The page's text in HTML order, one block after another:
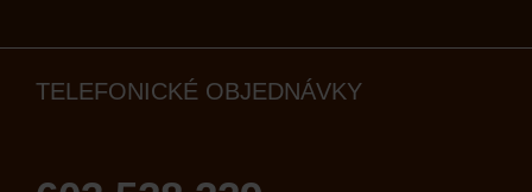
TELEFONICKÉ OBJEDNÁVKY